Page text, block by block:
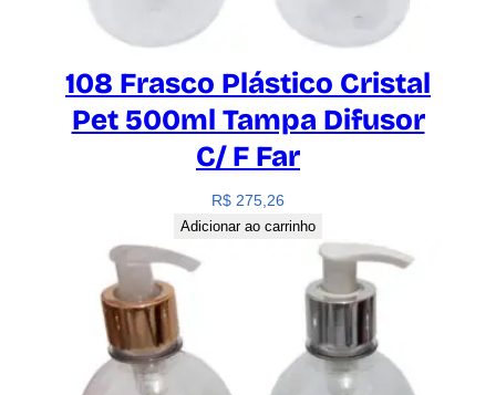
108 Frasco Plástico Cristal
Pet 500ml Tampa Difusor
C/ F Far
R$ 275,26
Adicionar ao carrinho